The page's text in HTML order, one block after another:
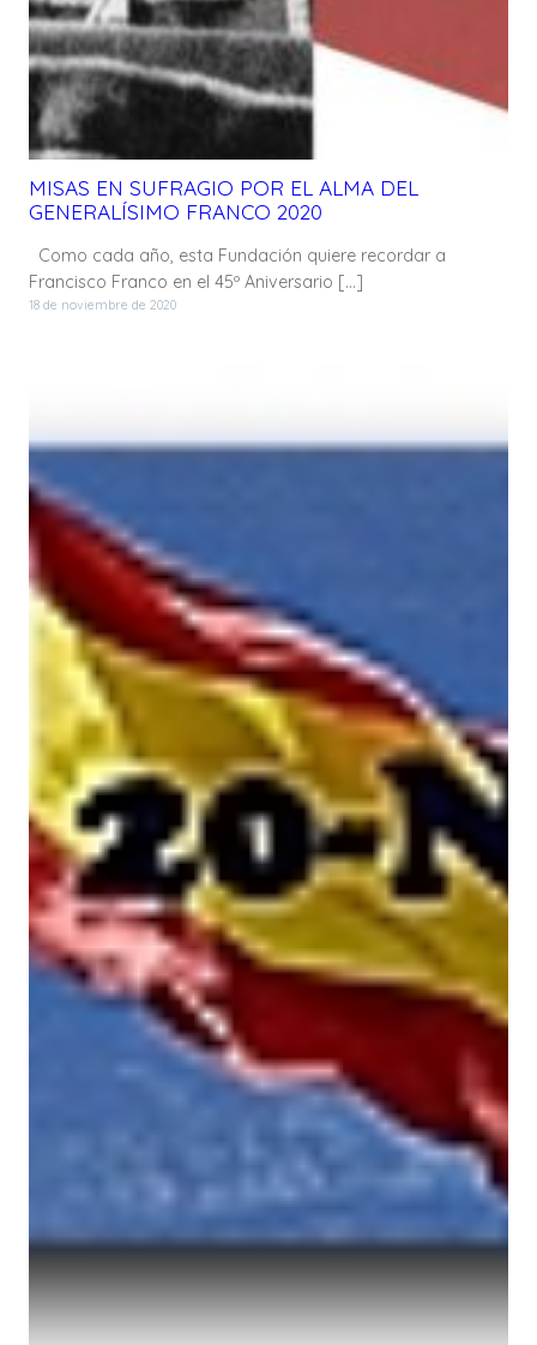
MISAS EN SUFRAGIO POR EL ALMA DEL
GENERALÍSIMO FRANCO 2020
Como cada año, esta Fundación quiere recordar a
Francisco Franco en el 45º Aniversario […]
18 de noviembre de 2020